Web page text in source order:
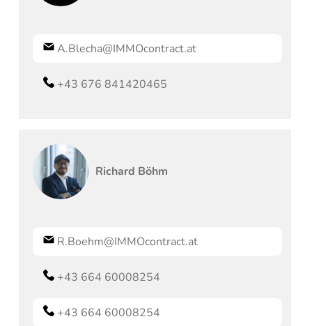
A.Blecha@IMMOcontract.at
+43 676 841420465
Richard Böhm
R.Boehm@IMMOcontract.at
+43 664 60008254
+43 664 60008254